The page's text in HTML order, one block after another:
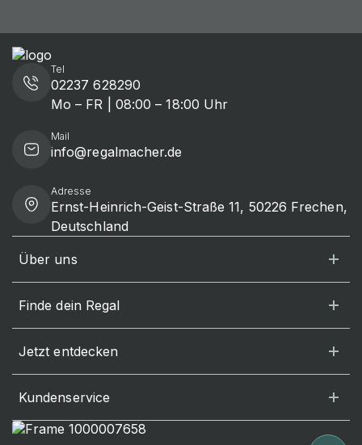
Tel
02237 628290
Mo – FR | 08:00 – 18:00 Uhr
Mail
info@regalmacher.de
Adresse
Ernst-Heinrich-Geist-Straße 11, 50226 Frechen,
Deutschland
Über uns
Finde dein Regal
Jetzt entdecken
Kundenservice